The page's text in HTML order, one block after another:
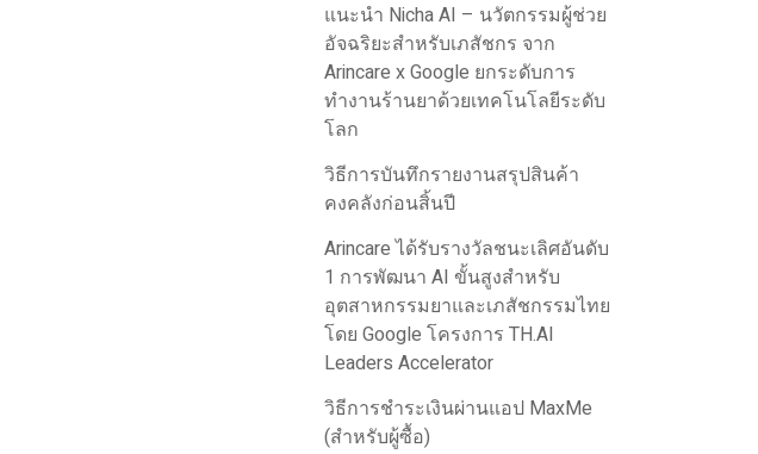
แนะนำ Nicha AI – นวัตกรรมผู้ช่วย
อัจฉริยะสำหรับเภสัชกร จาก
Arincare x Google ยกระดับการ
ทำงานร้านยาด้วยเทคโนโลยีระดับ
โลก
วิธีการบันทึกรายงานสรุปสินค้า
คงคลังก่อนสิ้นปี
Arincare ได้รับรางวัลชนะเลิศอันดับ
1 การพัฒนา AI ขั้นสูงสำหรับ
อุตสาหกรรมยาและเภสัชกรรมไทย
โดย Google โครงการ TH.AI
Leaders Accelerator
วิธีการชำระเงินผ่านแอป MaxMe
(สำหรับผู้ซื้อ)